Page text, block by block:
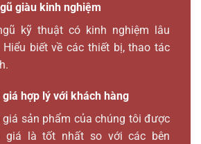
giàu kinh nghiệm
kỹ thuật có kinh nghiệm lâu
Hiểu biết về các thiết bị, thao tác
giá hợp lý với khách hàng
giá sản phẩm của chúng tôi được
giá là tốt nhất so với các bên